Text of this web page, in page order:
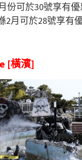
份可於30號享有
2月可於28號享有
[橫濱]